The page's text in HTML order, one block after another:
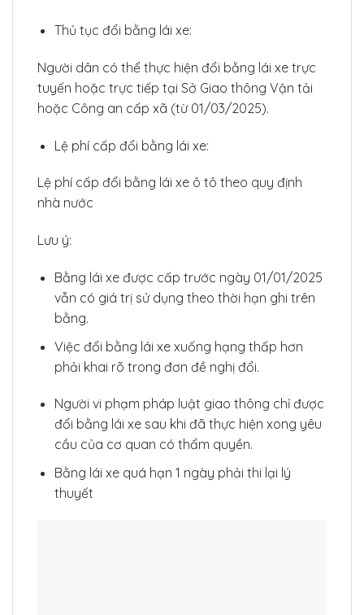
Thủ tục đổi bằng lái xe:
Người dân có thể thực hiện đổi bằng lái xe trực
tuyến hoặc trực tiếp tại Sở Giao thông Vận tải
hoặc Công an cấp xã (từ 01/03/2025).
Lệ phí cấp đổi bằng lái xe:
Lệ phí cấp đổi bằng lái xe ô tô theo quy định
nhà nước
Lưu ý:
Bằng lái xe được cấp trước ngày 01/01/2025
vẫn có giá trị sử dụng theo thời hạn ghi trên
bằng.
Việc đổi bằng lái xe xuống hạng thấp hơn
phải khai rõ trong đơn đề nghị đổi.
Người vi phạm pháp luật giao thông chỉ được
đổi bằng lái xe sau khi đã thực hiện xong yêu
cầu của cơ quan có thẩm quyền.
Bằng lái xe quá hạn 1 ngày phải thi lại lý
thuyết